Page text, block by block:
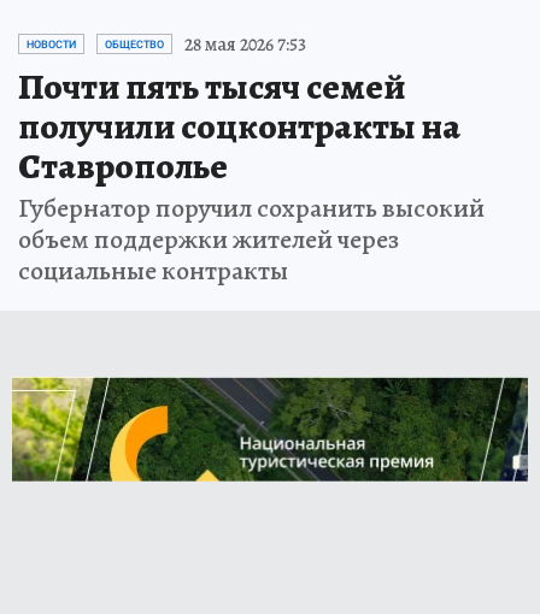
НОВОСТИ ОБЩЕСТВО 28 мая 2026 7:53
Почти пять тысяч семей
получили соцконтракты на
Ставрополье
Губернатор поручил сохранить высокий
объем поддержки жителей через
социальные контракты